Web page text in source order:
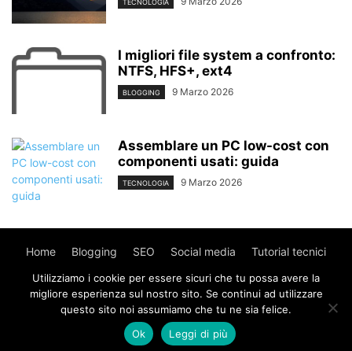
TECNOLOGIA
I migliori file system a confronto:
NTFS, HFS+, ext4
BLOGGING 9 Marzo 2026
Assemblare un PC low-cost con
componenti usati: guida
TECNOLOGIA 9 Marzo 2026
Home Blogging SEO Social media Tutorial tecnici
WordPress Contatti
© Copyright 2017 - MyWebIsland. Privacy Policy
Policy
Utilizziamo i cookie per essere sicuri che tu possa avere la
migliore esperienza sul nostro sito. Se continui ad utilizzare
questo sito noi assumiamo che tu ne sia felice.
Ok
Leggi di più